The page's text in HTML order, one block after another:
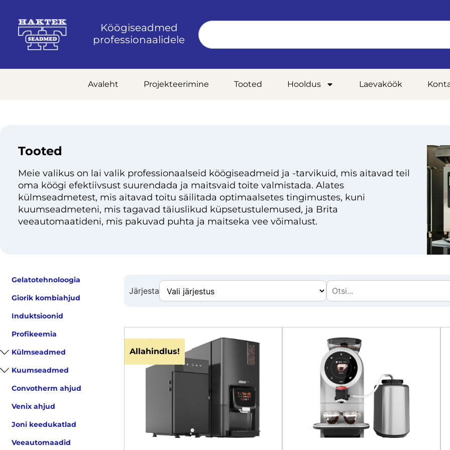
Köögiseadmed
professionaalidele
Avaleht Projekteerimine Tooted Hooldus Laevaköök
Tooted
Meie valikus on lai valik professionaalseid köögiseadmeid ja -tarvikuid, mis aitavad teil
oma köögi efektiivsust suurendada ja maitsvaid toite valmistada. Alates
külmseadmetest, mis aitavad toitu säilitada optimaalsetes tingimustes, kuni
kuumseadmeteni, mis tagavad täiuslikud küpsetustulemused, ja Brita
veeautomaatideni, mis pakuvad puhta ja maitseka vee võimalust.
Gelatotehnoloogia
Giorik kombiahjud
Induktsioonid
Profikeemia
Külmseadmed
Kuumseadmed
Convotherm ahjud
Venix ahjud
Joni keedukatlad
Veeautomaadid
Järjesta
Allahindlus!